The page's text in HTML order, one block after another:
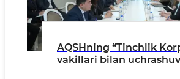
AQSHning “Tinchlik
vakillari bilan